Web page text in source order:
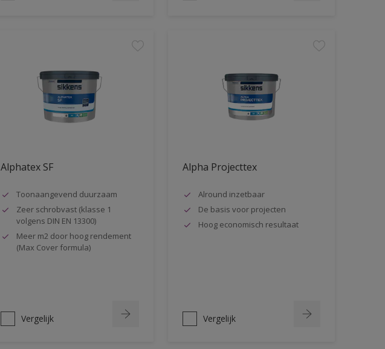
Alphatex SF
Toonaangevend duurzaam
Zeer schrobvast (klasse 1
volgens DIN EN 13300)
Meer m2 door hoog rendement
(Max Cover formula)
Vergelijk
Alpha Projecttex
Alround inzetbaar
De basis voor projecten
Hoog economisch resultaat
Vergelijk